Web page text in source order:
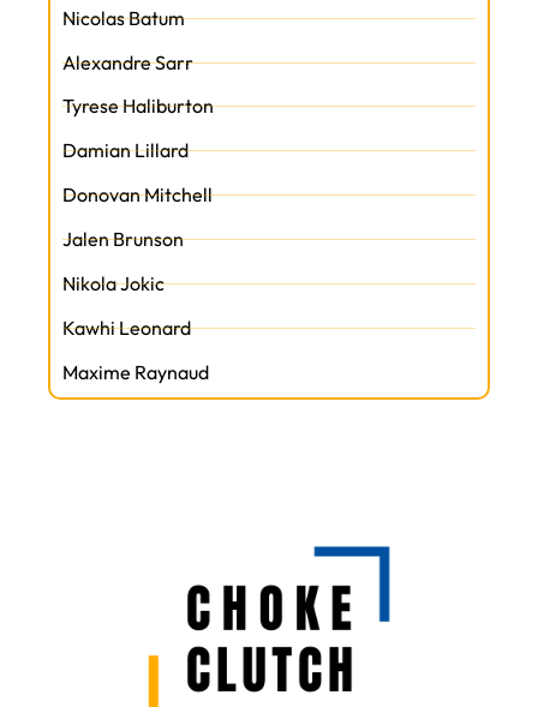
Nicolas Batum
Alexandre Sarr
Tyrese Haliburton
Damian Lillard
Donovan Mitchell
Jalen Brunson
Nikola Jokic
Kawhi Leonard
Maxime Raynaud